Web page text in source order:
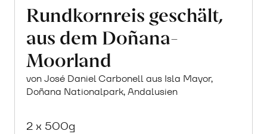
Rundkornreis geschält,
aus dem Doñana-
Moorland
von José Daniel Carbonell aus Isla Mayor,
Doñana Nationalpark, Andalusien
2 x 500g